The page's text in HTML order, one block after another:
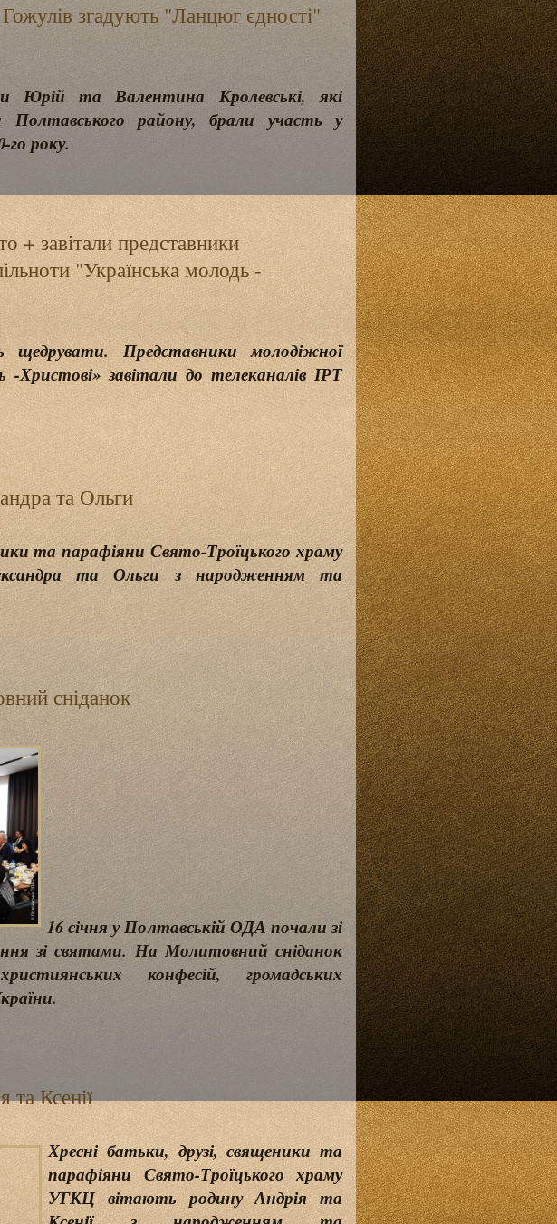
згадують "Ланцюг єдності"
Юрій та Валентина Кролевські, які
району, брали участь у
го року.
+ завітали представники
"Українська молодь -
Представники молодіжної
-Христові» завітали до телеканалів ІРТ
та Ольги
та парафіяни Свято-Троїцького храму
та Ольги з народженням та
сніданок
16 січня у Полтавській ОДА почали зі
зі святами. На Молитовний сніданок
конфесій, громадських
та Ксенії
Хресні батьки, друзі, священики та
парафіяни Свято-Троїцького храму
УГКЦ вітають родину Андрія та